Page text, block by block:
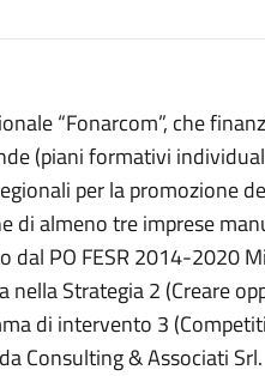
“Fonarcom”, che
(piani formativi
per la promozione
di almeno tre imprese
PO FESR 2014-2020
Strategia 2 (Creare
di intervento 3
Consulting & Associati Srl.